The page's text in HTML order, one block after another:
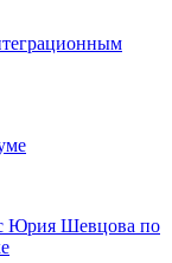
Юрия Шевцова по